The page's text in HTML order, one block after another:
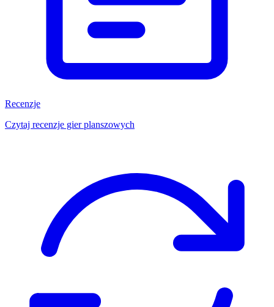
Recenzje
Czytaj recenzje gier planszowych